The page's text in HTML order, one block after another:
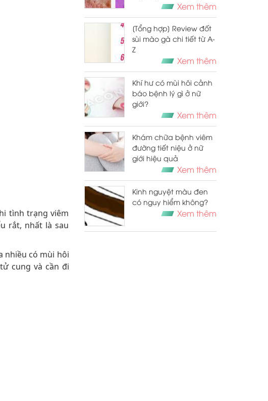
tình trạng viêm
rắt, nhất là sau
nhiều có mùi hôi
cung và cần đi
Xem thêm
[Tổng hợp] Review đốt
sùi mào gà chi tiết từ A-
Z
Xem thêm
Khí hư có mùi hôi cảnh
báo bệnh lý gì ở nữ
giới?
Xem thêm
Khám chữa bệnh viêm
đường tiết niệu ở nữ
giới hiệu quả
Xem thêm
Kinh nguyệt màu đen
có nguy hiểm không?
Xem thêm